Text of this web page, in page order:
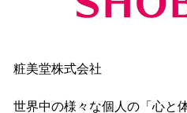
粧美堂株式会社
世界中の様々な個人の「心と